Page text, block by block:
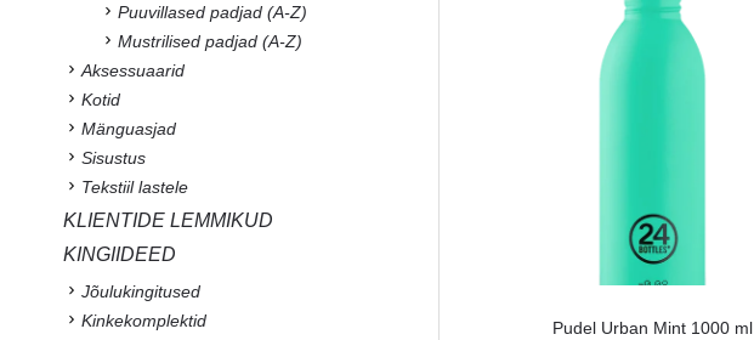
Pudel Urban Mint 1000 ml
Puuvillased padjad (A-Z)
Mustrilised padjad (A-Z)
Aksessuaarid
Kotid
Mänguasjad
Sisustus
Tekstiil lastele
KLIENTIDE LEMMIKUD
KINGIIDEED
Jõulukingitused
Kinkekomplektid